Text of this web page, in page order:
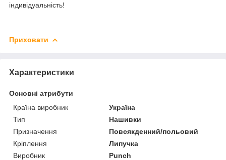
індивідуальність!
Приховати
Характеристики
Основні атрибути
Країна виробник
Україна
Тип
Нашивки
Призначення
Повсякденний/польовий
Кріплення
Липучка
Виробник
Punch